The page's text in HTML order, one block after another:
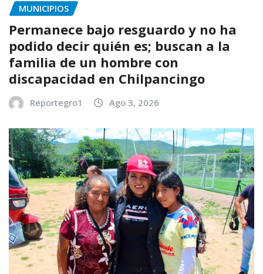
MUNICIPIOS
Permanece bajo resguardo y no ha
podido decir quién es; buscan a la
familia de un hombre con
discapacidad en Chilpancingo
Reportegro1 Ago 3, 2026